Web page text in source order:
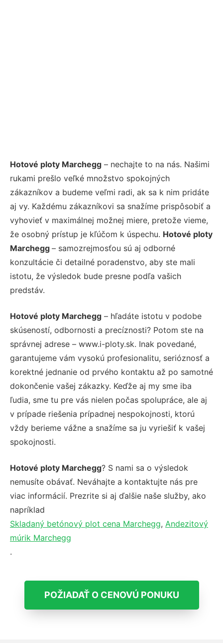
Hotové ploty Marchegg – nechajte to na nás. Našimi
rukami prešlo veľké množstvo spokojných
zákazníkov a budeme veľmi radi, ak sa k nim pridáte
aj vy. Každému zákazníkovi sa snažíme prispôsobiť a
vyhovieť v maximálnej možnej miere, pretože vieme,
že osobný prístup je kľúčom k úspechu. Hotové ploty
Marchegg – samozrejmosťou sú aj odborné
konzultácie či detailné poradenstvo, aby ste mali
istotu, že výsledok bude presne podľa vašich
predstáv.
Hotové ploty Marchegg – hľadáte istotu v podobe
skúseností, odbornosti a precíznosti? Potom ste na
správnej adrese – www.i-ploty.sk. Inak povedané,
garantujeme vám vysokú profesionalitu, serióznosť a
korektné jednanie od prvého kontaktu až po samotné
dokončenie vašej zákazky. Keďže aj my sme iba
ľudia, sme tu pre vás nielen počas spolupráce, ale aj
v prípade riešenia prípadnej nespokojnosti, ktorú
vždy berieme vážne a snažíme sa ju vyriešiť k vašej
spokojnosti.
Hotové ploty Marchegg? S nami sa o výsledok
nemusíte obávať. Neváhajte a kontaktujte nás pre
viac informácií. Prezrite si aj ďalšie naše služby, ako
napríklad
Skladaný betónový plot cena Marchegg, Andezitový
múrik Marchegg
.
POŽIADAŤ O CENOVÚ PONUKU